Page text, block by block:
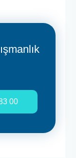
00